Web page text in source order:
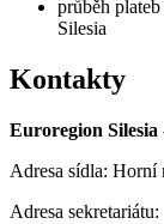
průběh
Silesia
Kontakty
Euroregion Silesia
Adresa sídla: Horní
Adresa sekretariátu: